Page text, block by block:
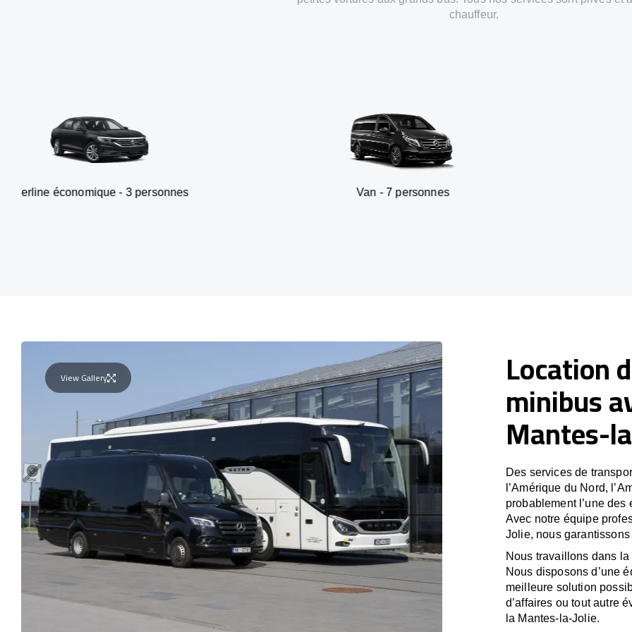
chauffeur.
- 3 personnes Van - 7 personnes SUV - 3
View Gallery Location
minibus
Mantes-
Des services de
l’Amérique du Nord,
probablement l’une
Avec notre équipe
Jolie, nous
Nous travaillons dans la
Nous disposons d’une
meilleure solution
d’affaires ou tout autre
la Mantes-la-Jolie.